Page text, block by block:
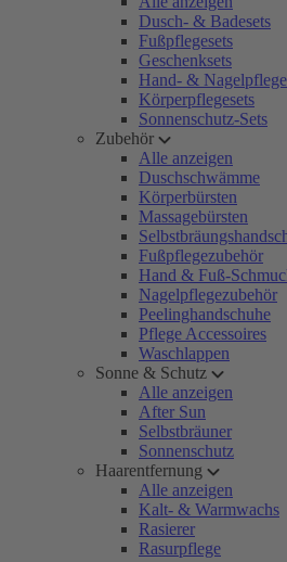
Dusch- & Badesets
Fußpflegesets
Geschenksets
Hand- &
Körperpflegesets
Sonnenschutz-Sets
Zubehör
Alle anzeigen
Duschschwämme
Körperbürsten
Massagebürsten
Fußpflegezubehör
Hand & Fuß-
Nagelpflegezubehör
Peelinghandschuhe
Pflege Accessoires
Waschlappen
Sonne & Schutz
Alle anzeigen
After Sun
Selbstbräuner
Sonnenschutz
Haarentfernung
Alle anzeigen
Kalt- & Warmwachs
Rasierer
Rasurpflege